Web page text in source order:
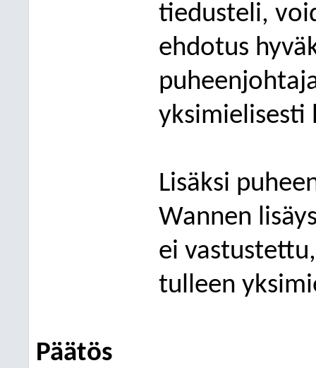
tiedusteli,
ehdotus
yksimielisesti
Lisäksi
Wannen
ei
tulleen
Päätös